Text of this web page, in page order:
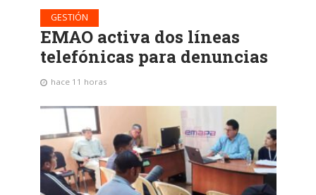
GESTIÓN
EMAO activa dos líneas
telefónicas para denuncias
hace 11 horas